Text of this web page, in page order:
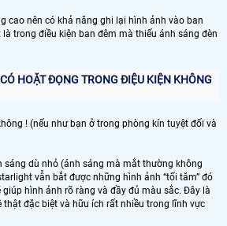
cao nên có khả năng ghi lại hình ảnh vào ban
là trong điều kiện ban đêm mà thiếu ánh sáng đèn
HOẶT ĐỌNG TRONG ĐIỆU KIỆN KHÔNG
! (nếu như bạn ở trong phòng kín tuyệt đối và
sáng dù nhỏ (ánh sáng mà mắt thường không
vẫn bắt được những hình ảnh “tối tăm” đó
hình ảnh rõ ràng và đầy đủ màu sắc. Đây là
đặc biệt và hữu ích rất nhiều trong lĩnh vực